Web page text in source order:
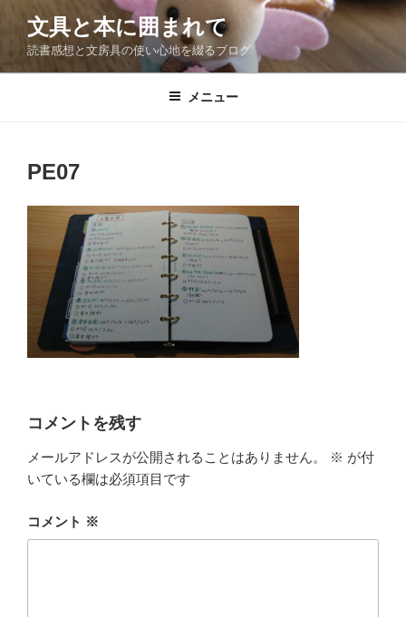
テ
ン
文具と本に囲まれて
読書感想と文房具の使い心地を綴るブログ
メニュー
PE07
コメントを残す
メールアドレスが公開されることはありません。 ※ が付
いている欄は必須項目です
コメント ※